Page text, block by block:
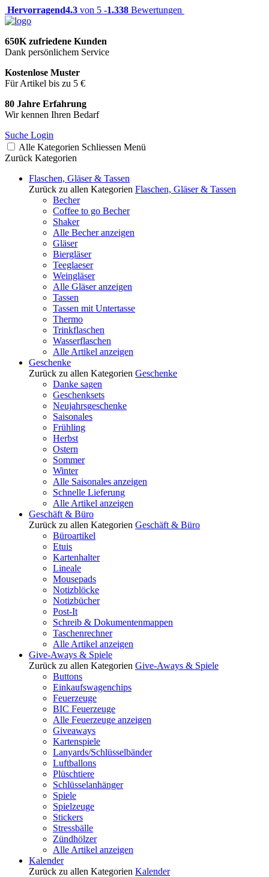
Hervorragend4.3 von 5 -1.338 Bewertungen
650K zufriedene Kunden
Dank persönlichem Service
Kostenlose Muster
Für Artikel bis zu 5 €
80 Jahre Erfahrung
Wir kennen Ihren Bedarf
Suche Login
Alle Kategorien Schliessen Menü
Zurück Kategorien
Flaschen, Gläser & Tassen
Zurück zu allen Kategorien Flaschen, Gläser & Tassen
Becher
Coffee to go Becher
Shaker
Alle Becher anzeigen
Gläser
Biergläser
Teeglaeser
Weingläser
Alle Gläser anzeigen
Tassen
Tassen mit Untertasse
Thermo
Trinkflaschen
Wasserflaschen
Alle Artikel anzeigen
Geschenke
Zurück zu allen Kategorien Geschenke
Danke sagen
Geschenksets
Neujahrsgeschenke
Saisonales
Frühling
Herbst
Ostern
Sommer
Winter
Alle Saisonales anzeigen
Schnelle Lieferung
Alle Artikel anzeigen
Geschäft & Büro
Zurück zu allen Kategorien Geschäft & Büro
Büroartikel
Etuis
Kartenhalter
Lineale
Mousepads
Notizblöcke
Notizbücher
Post-It
Schreib & Dokumentenmappen
Taschenrechner
Alle Artikel anzeigen
Give-Aways & Spiele
Zurück zu allen Kategorien Give-Aways & Spiele
Buttons
Einkaufswagenchips
Feuerzeuge
BIC Feuerzeuge
Alle Feuerzeuge anzeigen
Giveaways
Kartenspiele
Lanyards/Schlüsselbänder
Luftballons
Plüschtiere
Schlüsselanhänger
Spiele
Spielzeuge
Stickers
Stressbälle
Zündhölzer
Alle Artikel anzeigen
Kalender
Zurück zu allen Kategorien Kalender